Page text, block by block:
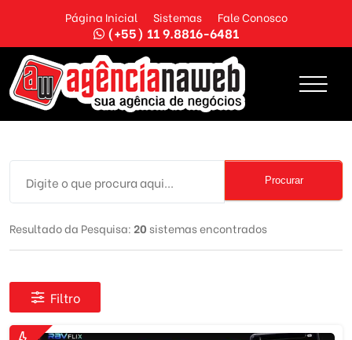
Página Inicial Sistemas Fale Conosco
(+55) 11 9.8816-6481
Procurar
Resultado da Pesquisa: 20 sistemas encontrados
Filtro